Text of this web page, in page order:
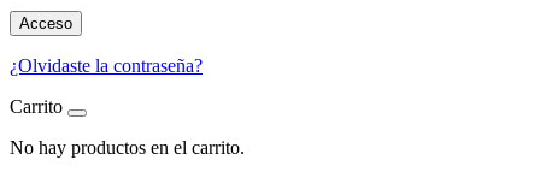
Acceso
¿Olvidaste la contraseña?
Carrito
No hay productos en el carrito.